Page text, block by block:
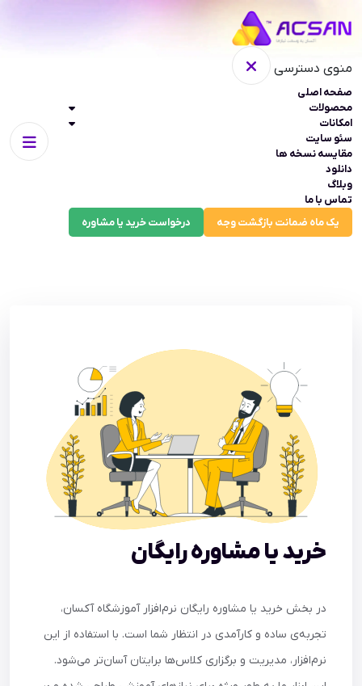
منوی دسترسی
صفحه اصلی
محصولات
امکانات
سئو سایت
مقایسه نسخه ها
دانلود
وبلاگ
تماس با ما
یک ماه ضمانت بازگشت وجه
درخواست خرید یا مشاوره
خرید یا مشاوره رایگان
در بخش خرید یا مشاوره رایگان نرم‌افزار آموزشگاه آکسان،
تجربه‌ی ساده و کارآمدی در انتظار شما است. با استفاده از این
نرم‌افزار، مدیریت و برگزاری کلاس‌ها برایتان آسان‌تر می‌شود.